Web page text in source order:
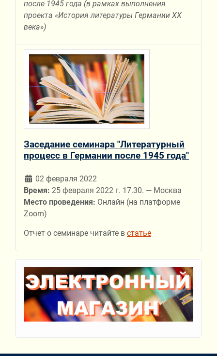
после 1945 года (в рамках выполнения
проекта «История литературы Германии ХХ
века»)
Заседание семинара "Литературный
процесс в Германии после 1945 года"
02 февраля 2022
Время: 25 февраля 2022 г. 17.30. — Москва
Место проведения: Онлайн (на платформе
Zoom)
Отчет о семинаре читайте в статье